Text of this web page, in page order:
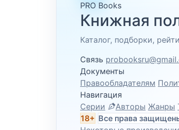
PRO Books
Книжная
Каталог, подборки,
Связь
Документы
Правообладателям
Навигация
Серии
Авторы Жанры
18+ Все права